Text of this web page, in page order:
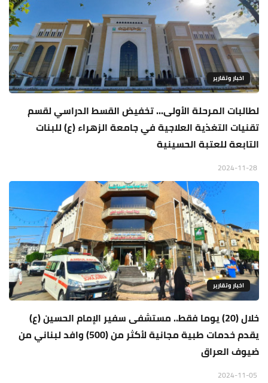
اخبار وتقارير
لطالبات المرحلة الأولى... تخفيض القسط الدراسي لقسم
تقنيات التغذية العلاجية في جامعة الزهراء (ع) للبنات
التابعة للعتبة الحسينية
اخبار وتقارير
خلال (20) يوما فقط.. مستشفى سفير الإمام الحسين (ع)
يقدم خدمات طبية مجانية لأكثر من (500) وافد لبناني من
ضيوف العراق